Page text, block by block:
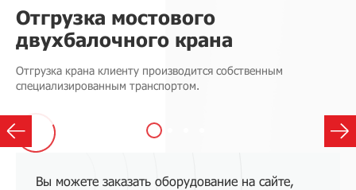
Отгрузка мостового
двухбалочного крана
Отгрузка крана клиенту производится собственным
специализированным транспортом.
Вы можете заказать оборудование на сайте,